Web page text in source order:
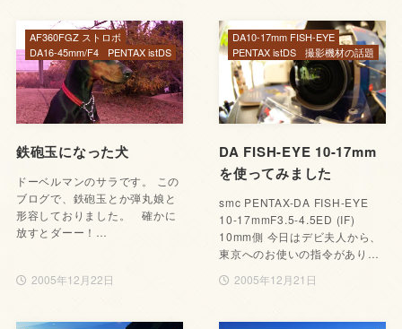
鉄砲玉になった犬
ドーベルマンのサラです。 この
ブログで、鉄砲玉とか弾丸娘と
形容しておりました。 確かに
放すとダーー！…
2005年12月22日
AF360FGZ ストロボ
DA16-45mm/F4
PENTAX istDS
DA FISH-EYE 10-17mm
を使ってみました
smc PENTAX-DA FISH-EYE
10-17mmF3.5-4.5ED (IF)
10mm側 今日はデビ夫人から、
東京へのお使いの指令があり…
2005年12月21日
DA10-17mm FISH-EYE
PENTAX istDS
撮影機材の話題